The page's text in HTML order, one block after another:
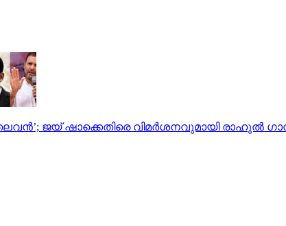
ജയ് ഷാക്കെതിരെ വിമർശനവുമായി രാഹുൽ